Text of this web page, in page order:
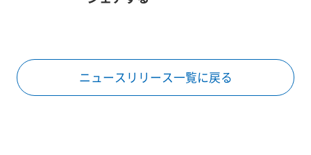
ニュースリリース一覧に戻る